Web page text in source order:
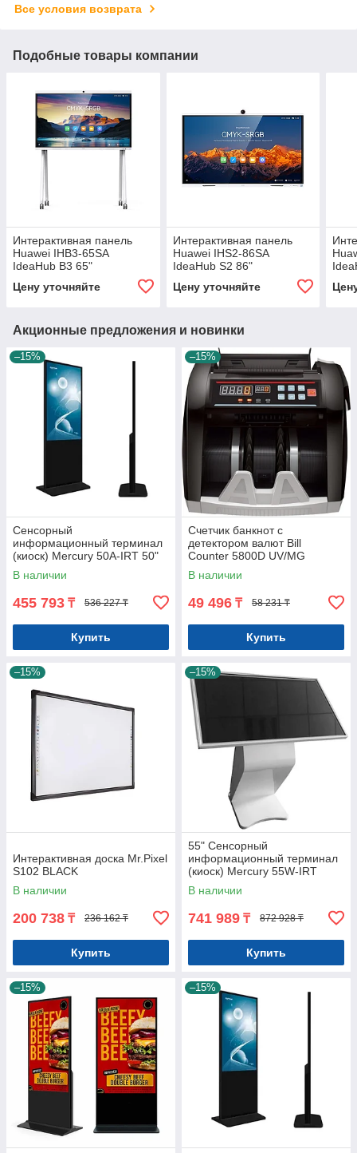
Все условия возврата
Подобные товары компании
Интерактивная панель
Huawei IHB3-65SA
IdeaHub B3 65"
Цену уточняйте
Интерактивная панель
Huawei IHS2-86SA
IdeaHub S2 86"
Цену уточняйте
Акционные предложения и новинки
–15%
Сенсорный
информационный терминал
(киоск) Mercury 50A-IRT 50"
(Android IR сенсор) Арт.6730
В наличии
455 793 ₸ 536 227 ₸
Купить
–15%
Счетчик банкнот с
детектором валют Bill
Counter 5800D UV/MG
Арт.7822
В наличии
49 496 ₸ 58 231 ₸
Купить
–15%
Интерактивная доска Mr.Pixel
S102 BLACK
В наличии
200 738 ₸ 236 162 ₸
Купить
–15%
55" Сенсорный
информационный терминал
(киоск) Mercury 55W-IRT
(Windows/ сенсор) Арт.7781
В наличии
741 989 ₸ 872 928 ₸
Купить
–15% –15%